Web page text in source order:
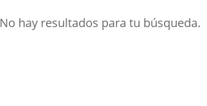
No hay resultados para tu búsqueda.